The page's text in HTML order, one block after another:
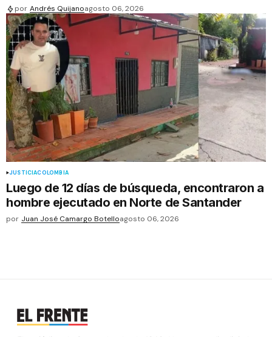
por Andrés Quijanoagosto 06, 2026
JUSTICIACOLOMBIA
Luego de 12 días de búsqueda, encontraron a
hombre ejecutado en Norte de Santander
por Juan José Camargo Botelloagosto 06, 2026